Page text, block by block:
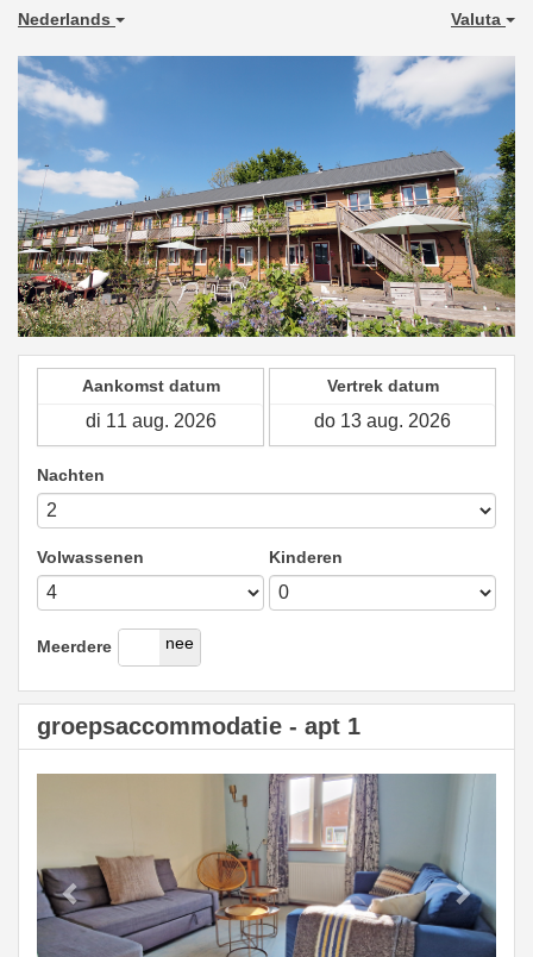
Nederlands Valuta
Aankomst datum Vertrek datum
Nachten
Volwassenen Kinderen
Meerdere
ja nee
groepsaccommodatie - apt 1